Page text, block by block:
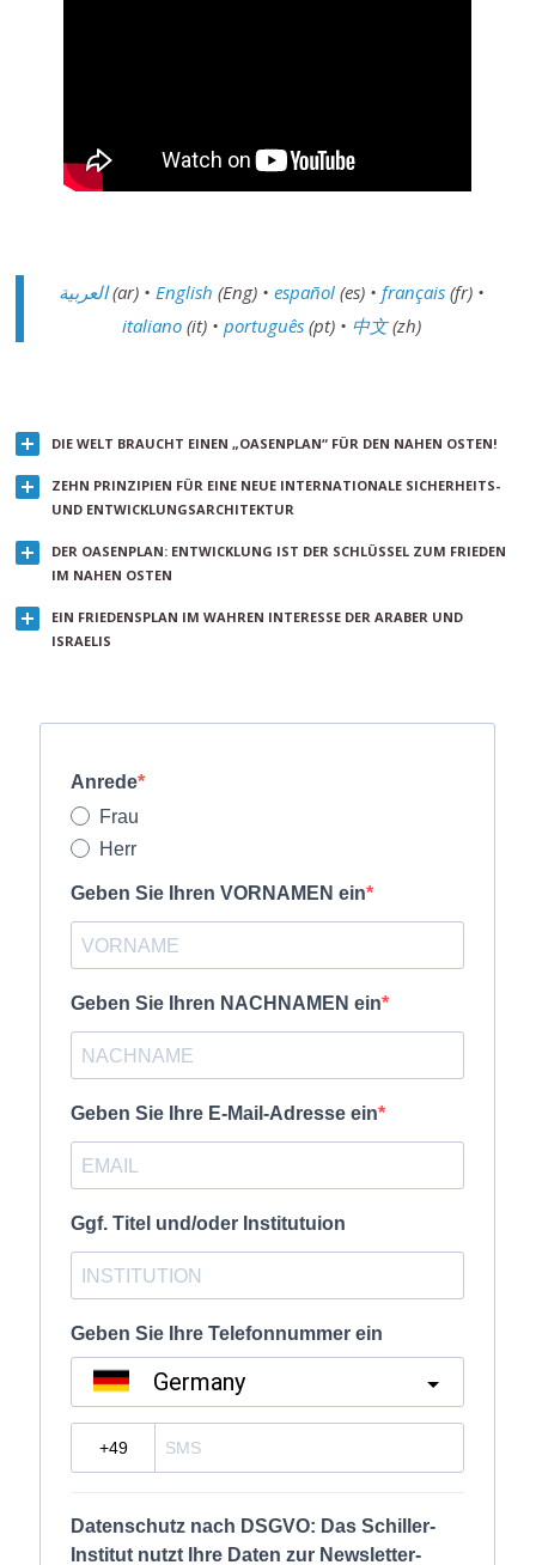
العربية(ar) • English (Eng) •español (es) • français (fr) •
italiano (it) •português (pt) • 中文(zh)
DIE WELT BRAUCHT EINEN „OASENPLAN“ FÜR DEN NAHEN OSTEN!
ZEHN PRINZIPIEN FÜR EINE NEUE INTERNATIONALE SICHERHEITS-
UND ENTWICKLUNGSARCHITEKTUR
DER OASENPLAN: ENTWICKLUNG IST DER SCHLÜSSEL ZUM FRIEDEN
IM NAHEN OSTEN
EIN FRIEDENSPLAN IM WAHREN INTERESSE DER ARABER UND
ISRAELIS